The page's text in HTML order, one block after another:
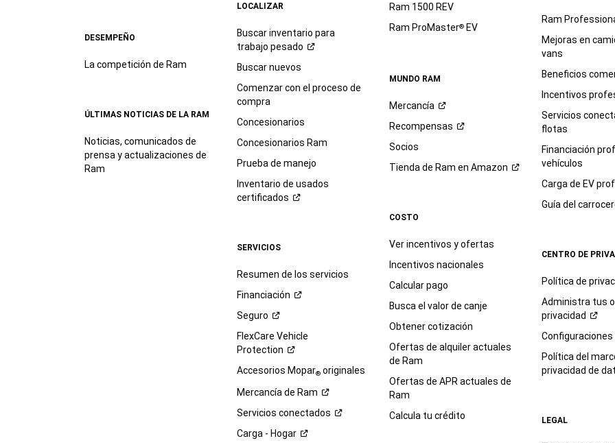
DESEMPEÑO
La competición de Ram
ÚLTIMAS NOTICIAS DE LA RAM
Noticias, comunicados de
prensa y actualizaciones de
Ram
LOCALIZAR
Buscar inventario para
trabajo pesado
Buscar nuevos
Comenzar con el proceso de
compra
Concesionarios
Concesionarios Ram
Prueba de manejo
Inventario de usados
certificados
SERVICIOS
Resumen de los servicios
Financiación
Seguro
FlexCare Vehicle
Protection
Accesorios Mopar®originales
Mercancía de Ram
Servicios conectados
Carga - Hogar
Ram 1500 REV
Ram ProMaster®EV
MUNDO RAM
Mercancía
Recompensas
Socios
Tienda de Ram en Amazon
COSTO
Ver incentivos y ofertas
Incentivos nacionales
Calcular pago
Busca el valor de canje
Obtener cotización
Ofertas de alquiler actuales
de Ram
Ofertas de APR actuales de
Ram
Calcula tu crédito
Ram
Mejoras en
vans
Beneficios
Incentivos
Servicios
flotas
Financiación
vehículos
Carga de EV
Guía del
CENTRO DE
Política de
Administra tus
privacidad
Configuraciones
Política del
privacidad de
LEGAL